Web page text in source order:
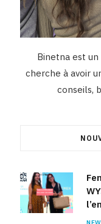
Binetna est
cherche à avoir
conseils,